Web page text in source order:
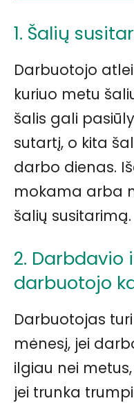
1. Šalių
Darbuotojo
kuriuo metu
šalis gali
sutartį, o kita
darbo dienas.
mokama arba
šalių susitarimą.
2. Darbdavio
darbuotojo
Darbuotojas
mėnesį, jei
ilgiau nei
jei trunka